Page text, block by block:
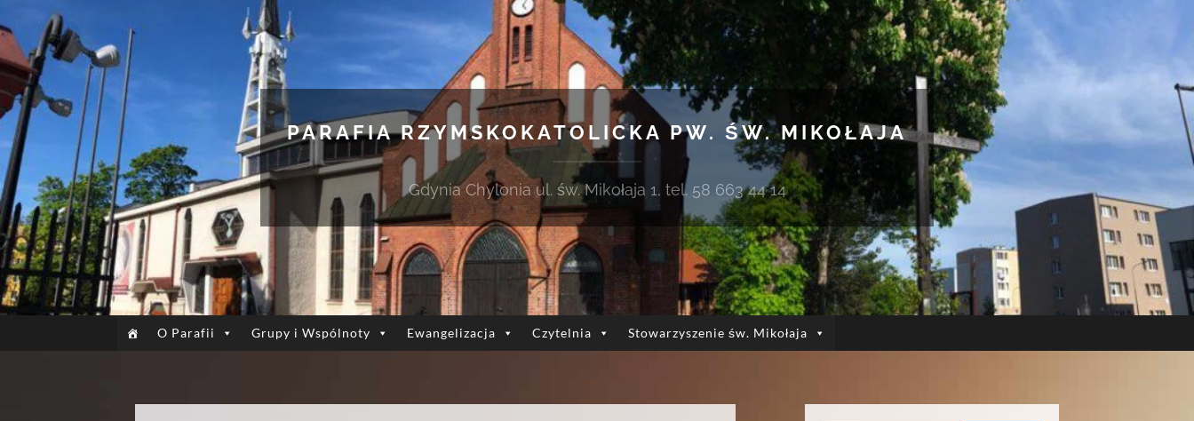
PARAFIA RZYMSKOKATOLICKA PW. ŚW. MIKOŁAJA
Gdynia Chylonia ul. św. Mikołaja 1, tel. 58 663 44 14
O Parafii Grupy i Wspólnoty Ewangelizacja Czytelnia Stowarzyszenie św. Mikołaja